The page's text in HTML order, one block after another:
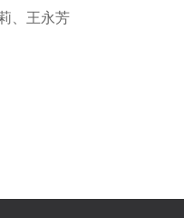
、王永芳